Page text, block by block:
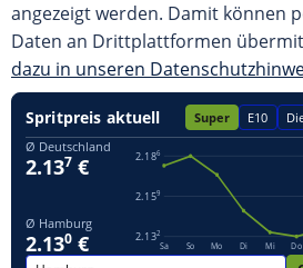
angezeigt werden. Damit können
Daten an Drittplattformen
dazu in unseren